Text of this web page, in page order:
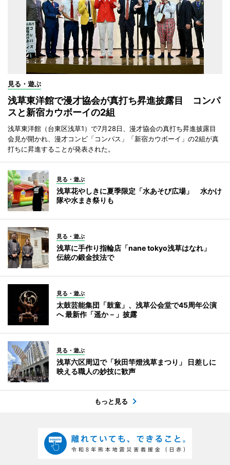
見る・遊ぶ
浅草東洋館で漫才協会が真打ち昇進披露目 コンパ
スと新宿カウボーイの2組
浅草東洋館（台東区浅草1）で7月28日、漫才協会の真打ち昇進披露目
会見が開かれ、漫才コンビ「コンパス」「新宿カウボーイ」の2組が真
打ちに昇進することが発表された。
見る・遊ぶ
浅草花やしきに夏季限定「水あそび広場」 水かけ
隊や水まき祭りも
見る・遊ぶ
浅草に手作り指輪店「nane tokyo浅草はなれ」
伝統の鍛金技法で
見る・遊ぶ
太鼓芸能集団「鼓童」、浅草公会堂で45周年公演
へ 最新作「遥か－」披露
見る・遊ぶ
浅草六区周辺で「秋田竿燈浅草まつり」 日差しに
映える職人の妙技に歓声
もっと見る